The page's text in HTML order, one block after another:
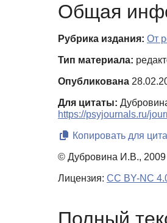
Общая
Рубрика издания: От
Тип материала:
Опубликована
Для цитаты:
https://psyjournals.ru/
Копировать для
© Дубровина И.В., 2009
Лицензия: CC BY-NC
Полный